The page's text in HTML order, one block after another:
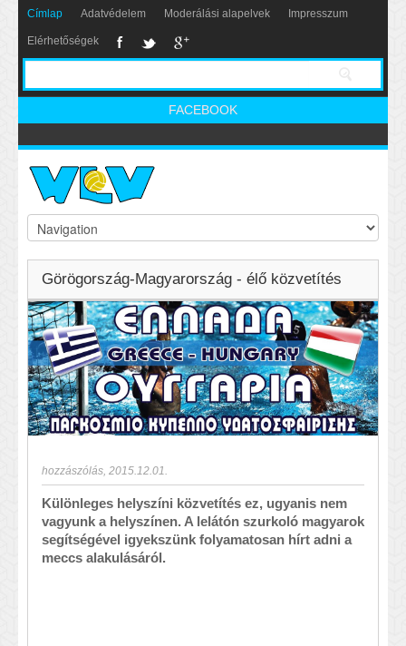
Címlap Adatvédelem Moderálási alapelvek Impresszum
Elérhetőségek
FACEBOOK
Görögország-Magyarország - élő közvetítés
hozzászólás 2015.12.01.
Különleges helyszíni közvetítés ez, ugyanis nem
vagyunk a helyszínen. A lelátón szurkoló magyarok
segítségével igyekszünk folyamatosan hírt adni a
meccs alakulásáról.